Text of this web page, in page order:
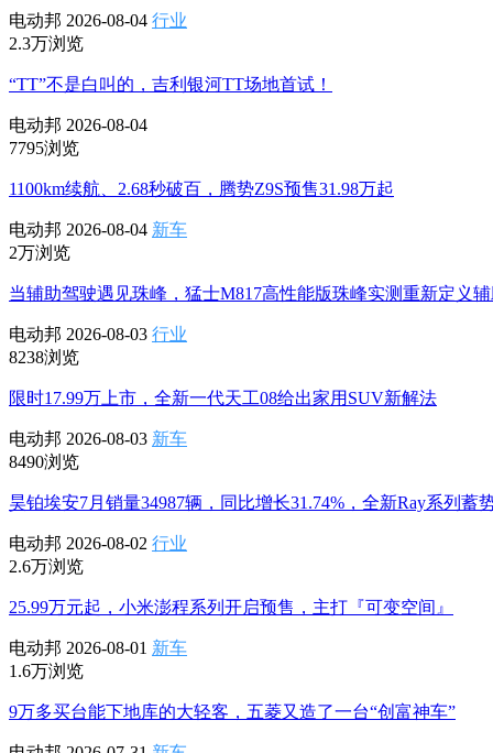
电动邦 2026-08-04 行业
2.3万浏览
“TT”不是白叫的，吉利银河TT场地首试！
电动邦 2026-08-04
7795浏览
1100km续航、2.68秒破百，腾势Z9S预售31.98万起
电动邦 2026-08-04 新车
2万浏览
当辅助驾驶遇见珠峰，猛士M817高性能版珠峰实测重新定义
电动邦 2026-08-03 行业
8238浏览
限时17.99万上市，全新一代天工08给出家用SUV新解法
电动邦 2026-08-03 新车
8490浏览
昊铂埃安7月销量34987辆，同比增长31.74%，全新Ray系列蓄
电动邦 2026-08-02 行业
2.6万浏览
25.99万元起，小米澎程系列开启预售，主打『可变空间』
电动邦 2026-08-01 新车
1.6万浏览
9万多买台能下地库的大轻客，五菱又造了一台“创富神车”